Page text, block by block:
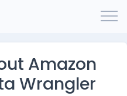
Amazon
Wrangler